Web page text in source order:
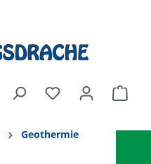
Geothermie